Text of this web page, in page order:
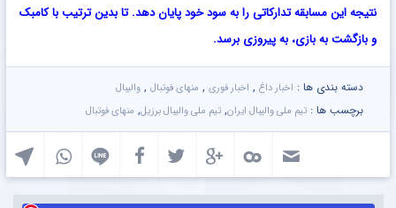
نتیجه این مسابقه تدارکاتی را به سود خود پایان دهد. تا بدین ترتیب با کامبک
و بازگشت به بازی، به پیروزی برسد.
دسته بندی ها : اخبار داغ , اخبار فوری , منهای فوتبال , والیبال
برچسب ها : تیم ملی والیبال ایران, تیم ملی والیبال برزیل, منهای فوتبال